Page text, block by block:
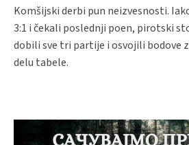
Komšijski derbi pun neizvesnosti.
3:1 i čekali poslednji poen, pirotski
dobili sve tri partije i osvojili bodove
delu tabele.